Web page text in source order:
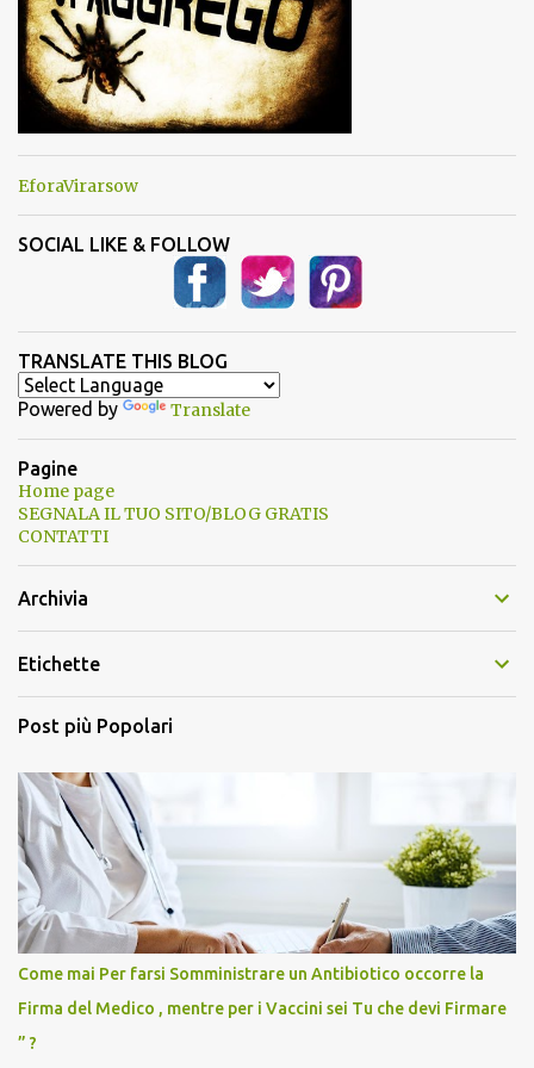
EforaVirarsow
SOCIAL LIKE & FOLLOW
TRANSLATE THIS BLOG
Powered by Translate
Pagine
Home page
SEGNALA IL TUO SITO/BLOG GRATIS
CONTATTI
Archivia
Etichette
Post più Popolari
Come mai Per farsi Somministrare un Antibiotico occorre la
Firma del Medico , mentre per i Vaccini sei Tu che devi Firmare
” ?